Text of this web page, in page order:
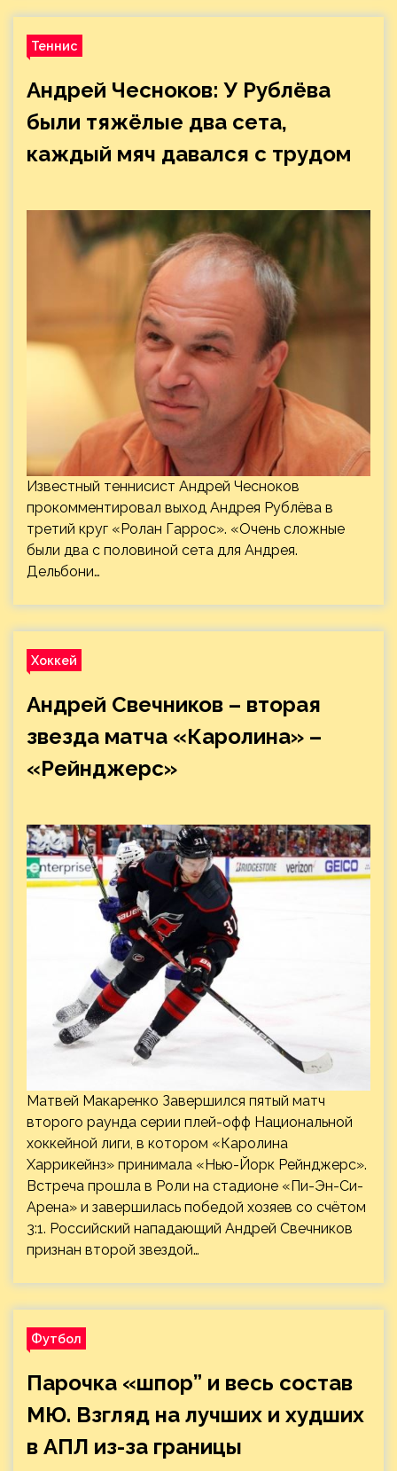
Теннис
Андрей Чесноков: У Рублёва
были тяжёлые два сета,
каждый мяч давался с трудом
Известный теннисист Андрей Чесноков
прокомментировал выход Андрея Рублёва в
третий круг «Ролан Гаррос». «Очень сложные
были два с половиной сета для Андрея.
Дельбони…
Хоккей
Андрей Свечников – вторая
звезда матча «Каролина» –
«Рейнджерс»
Матвей Макаренко Завершился пятый матч
второго раунда серии плей-офф Национальной
хоккейной лиги, в котором «Каролина
Харрикейнз» принимала «Нью-Йорк Рейнджерс».
Встреча прошла в Роли на стадионе «Пи-Эн-Си-
Арена» и завершилась победой хозяев со счётом
3:1. Российский нападающий Андрей Свечников
признан второй звездой…
Футбол
Парочка «шпор” и весь состав
МЮ. Взгляд на лучших и худших
в АПЛ из-за границы